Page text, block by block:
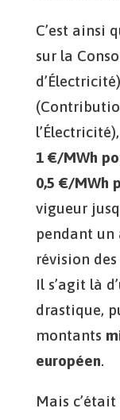
C’est ainsi
sur la
1 €/MWh
0,5 €/MWh
vigueur
pendant un
révision
Il s’agit là
drastique,
montants
européen.
Mais